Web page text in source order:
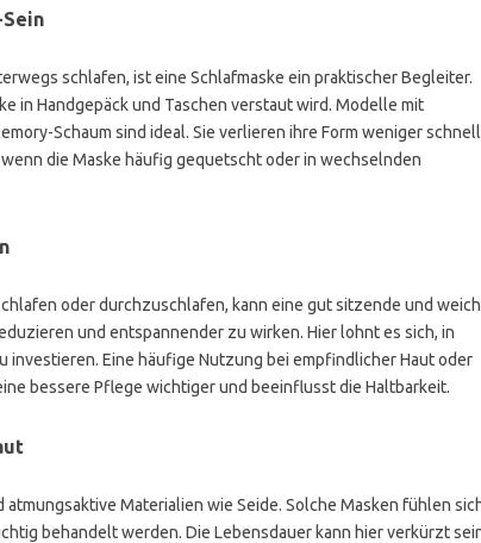
schlafen, ist eine Schlafmaske ein praktischer Begleiter.
in Handgepäck und Taschen verstaut wird. Modelle mit
Schaum sind ideal. Sie verlieren ihre Form weniger
die Maske häufig gequetscht oder in wechselnden
oder durchzuschlafen, kann eine gut sitzende und
und entspannender zu wirken. Hier lohnt es sich, in
investieren. Eine häufige Nutzung bei empfindlicher Haut oder
bessere Pflege wichtiger und beeinflusst die Haltbarkeit.
Materialien wie Seide. Solche Masken fühlen
behandelt werden. Die Lebensdauer kann hier verkürzt